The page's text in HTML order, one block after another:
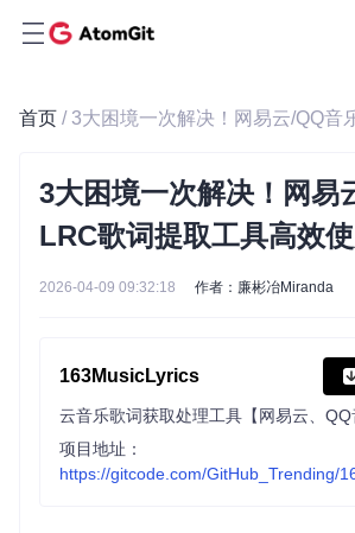
首页
3大困境一次解决！网易
LRC歌词提取工具高效
2026-04-09 09:32:18 作者：廉彬冶Miranda
163MusicLyrics
云音乐歌词获取处理工具【网易云、QQ
项目地址：
https://gitcode.com/GitHub_Trending/